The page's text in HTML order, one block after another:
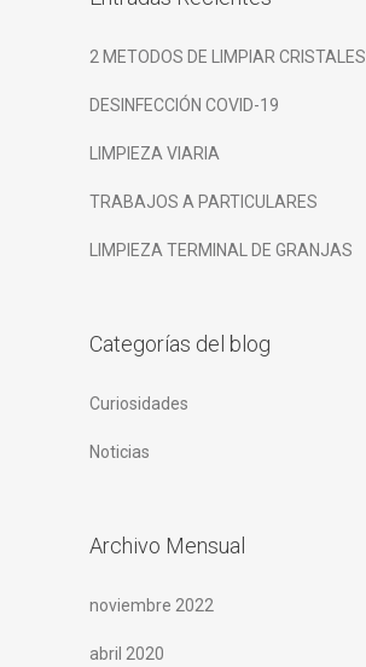
2 METODOS DE LIMPIAR CRISTALES
DESINFECCIÓN COVID-19
LIMPIEZA VIARIA
TRABAJOS A PARTICULARES
LIMPIEZA TERMINAL DE GRANJAS
Categorías del blog
Curiosidades
Noticias
Archivo Mensual
noviembre 2022
abril 2020